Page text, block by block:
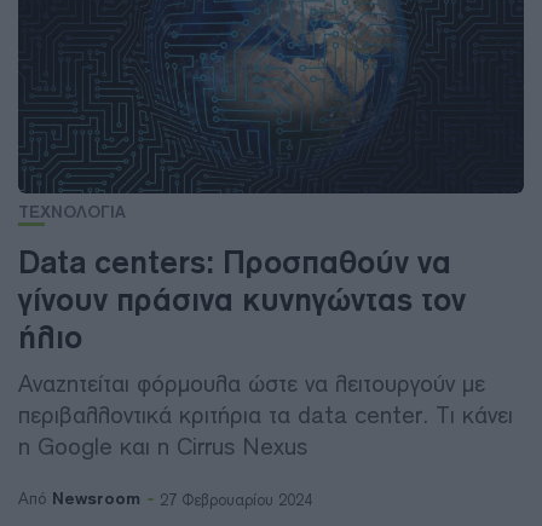
ΤΕΧΝΟΛΟΓΙΑ
Data centers: Προσπαθούν να
γίνουν πράσινα κυνηγώντας τον
ήλιο
Αναζητείται φόρμουλα ώστε να λειτουργούν με
περιβαλλοντικά κριτήρια τα data center. Τι κάνει
η Google και η Cirrus Nexus
Από Newsroom 27 Φεβρουαρίου 2024